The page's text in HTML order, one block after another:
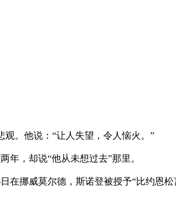
。他说：“让人失望，令人恼火。”
，却说“他从未想过去”那里。
挪威莫尔德，斯诺登被授予“比约恩松